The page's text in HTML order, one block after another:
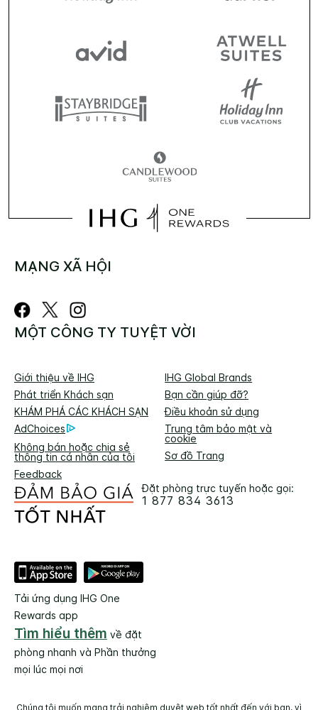
MẠNG XÃ HỘI
MỘT CÔNG TY TUYỆT VỜI
Giới thiệu về IHG
IHG Global Brands
Phát triển Khách sạn
Bạn cần giúp đỡ?
KHÁM PHÁ CÁC KHÁCH SẠN
Điều khoản sử dụng
AdChoices
Trung tâm bảo mật và
cookie
Không bán hoặc chia sẻ
thông tin cá nhân của tôi
Sơ đồ Trang
Feedback
Đặt phòng trực tuyến hoặc gọi:
1 877 834 3613
Tải ứng dụng IHG One
Rewards app
Tìm hiểu thêm về đặt
phòng nhanh và Phần thưởng
mọi lúc mọi nơi
Chúng tôi muốn mang trải nghiệm duyệt web tốt nhất đến với bạn, vì